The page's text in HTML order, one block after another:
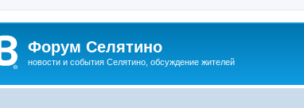
Форум Селятино
новости и события Селятино, обсуждение жителей